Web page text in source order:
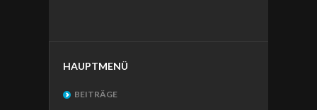
HAUPTMENÜ
BEITRÄGE